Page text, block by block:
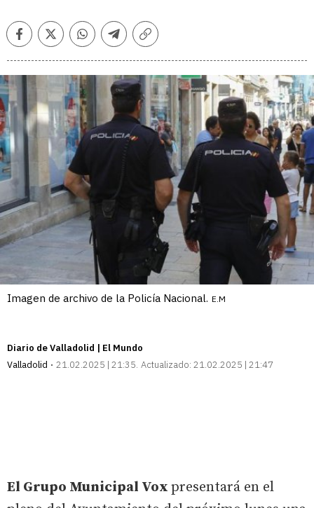
FacebookTwitterWhatsappTelegramCopiar
Imagen de archivo de la Policía Nacional. E.M
Diario de Valladolid | El Mundo
Valladolid
21.02.2025 | 21:35 Actualizado: 21.02.2025 | 21:47
El Grupo Municipal Vox presentará en el